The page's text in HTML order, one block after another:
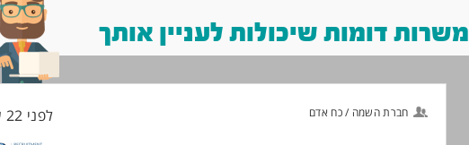
משרות דומות שיכולות לעניין אותך
חברת השמה / כח אדם לפני 22 שעות